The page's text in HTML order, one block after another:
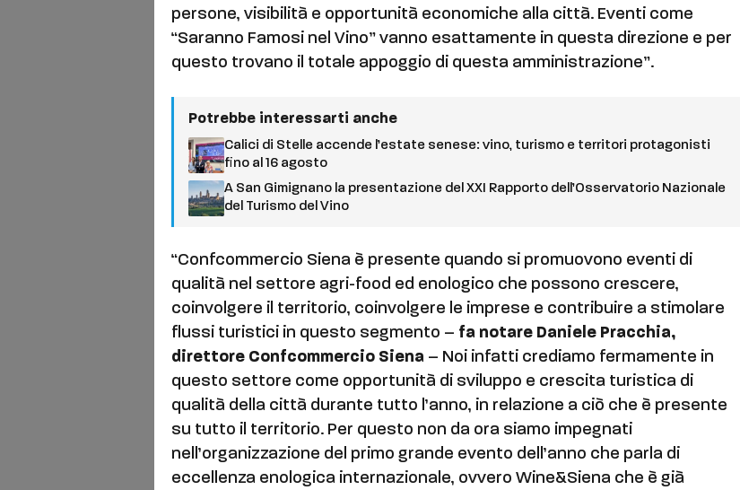
persone, visibilità e opportunità economiche alla città. Eventi come
“Saranno Famosi nel Vino” vanno esattamente in questa direzione e per
questo trovano il totale appoggio di questa amministrazione”.
Potrebbe interessarti anche
Calici di Stelle accende l’estate senese: vino, turismo e territori protagonisti
fino al 16 agosto
A San Gimignano la presentazione del XXI Rapporto dell’Osservatorio Nazionale
del Turismo del Vino
“Confcommercio Siena è presente quando si promuovono eventi di
qualità nel settore agri-food ed enologico che possono crescere,
coinvolgere il territorio, coinvolgere le imprese e contribuire a stimolare
flussi turistici in questo segmento – fa notare Daniele Pracchia,
direttore Confcommercio Siena – Noi infatti crediamo fermamente in
questo settore come opportunità di sviluppo e crescita turistica di
qualità della città durante tutto l’anno, in relazione a ciò che è presente
su tutto il territorio. Per questo non da ora siamo impegnati
nell’organizzazione del primo grande evento dell’anno che parla di
eccellenza enologica internazionale, ovvero Wine&Siena che è già